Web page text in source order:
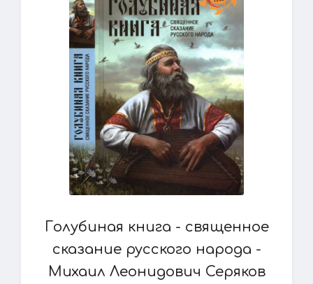
Голубиная книга - священное
сказание русского народа -
Михаил Леонидович Серяков